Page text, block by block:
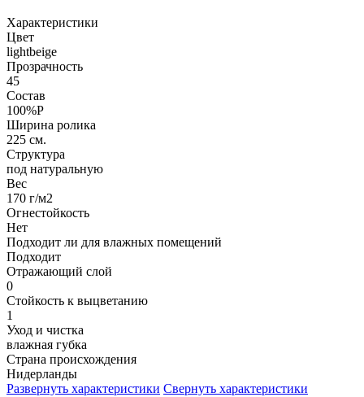
Характеристики
Цвет
lightbeige
Прозрачность
45
Состав
100%P
Ширина ролика
225 см.
Структура
под натуральную
Вес
170 г/м2
Огнестойкость
Нет
Подходит ли для влажных помещений
Подходит
Отражающий слой
0
Стойкость к выцветанию
1
Уход и чистка
влажная губка
Страна происхождения
Нидерланды
Развернуть характеристики Свернуть характеристики